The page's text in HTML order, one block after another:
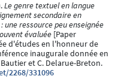
Le genre textuel en langue
secondaire en
une ressource peu enseignée
évaluée [Paper
d'études en l'honneur de
inaugurale donnée en
et C. Delarue-Breton.
2268/331096